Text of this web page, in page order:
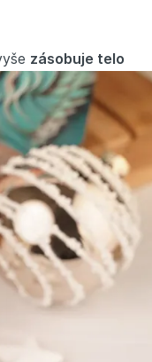
zásobuje telo
znamená, že vás